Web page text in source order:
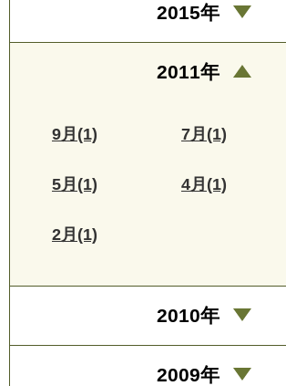
2015年
2011年
9月(1) 7月(1)
5月(1) 4月(1)
2月(1)
2010年
2009年